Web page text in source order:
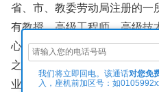
省、市、教委劳动局注册的一
有教授、高级工程师、高级
心换得了学员和家长的深切信
之于学生的办学宗旨。毕业生
业，也有机会出国劳务，赚取
我们将立即回电。该通话对您免
入，座机前加区号：如